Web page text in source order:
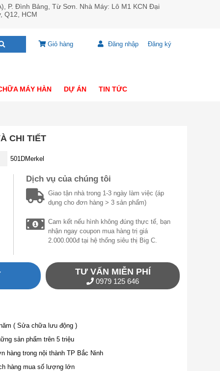
P. Đình Bảng, Từ Sơn. Nhà Máy: Lô M1 KCN Đại
Q12, HCM
Giỏ hàng Đăng nhập Đăng ký
MÁY HÀN DỰ ÁN TIN TỨC
CHI TIẾT
501DMerkel
Dịch vụ của chúng tôi
Giao tận nhà trong 1-3 ngày làm việc (áp
dụng cho đơn hàng > 3 sản phẩm)
Cam kết nếu hình không đúng thực tế, bạn
nhận ngay coupon mua hàng trị giá
2.000.000đ tại hệ thống siêu thị Big C.
TƯ VẤN MIỄN PHÍ
0979 125 646
( Sửa chữa lưu động )
sản phẩm trên 5 triệu
hàng trong nội thành TP Bắc Ninh
hàng mua số lượng lớn